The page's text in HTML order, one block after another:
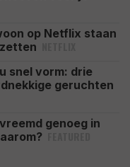
op Netflix staan
snel vorm: drie
geruchten
genoeg in